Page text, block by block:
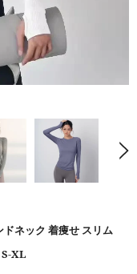
ネック 着痩せ スリム
S-XL